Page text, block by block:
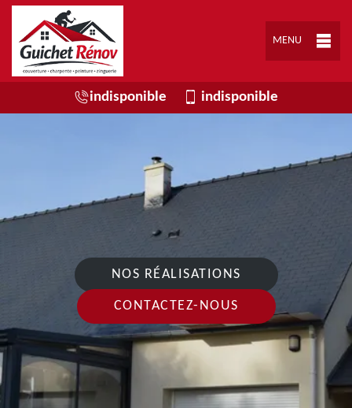
MENU
indisponible indisponible
NOS RÉALISATIONS
CONTACTEZ-NOUS